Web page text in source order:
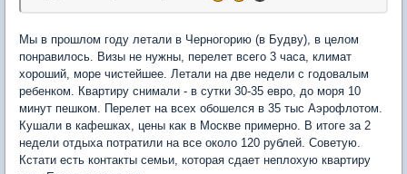
Мы в прошлом году летали в Черногорию (в Будву), в целом
понравилось. Визы не нужны, перелет всего 3 часа, климат
хороший, море чистейшее. Летали на две недели с годовалым
ребенком. Квартиру снимали - в сутки 30-35 евро, до моря 10
минут пешком. Перелет на всех обошелся в 35 тыс Аэрофлотом.
Кушали в кафешках, цены как в Москве примерно. В итоге за 2
недели отдыха потратили на все около 120 рублей. Советую.
Кстати есть контакты семьи, которая сдает неплохую квартиру